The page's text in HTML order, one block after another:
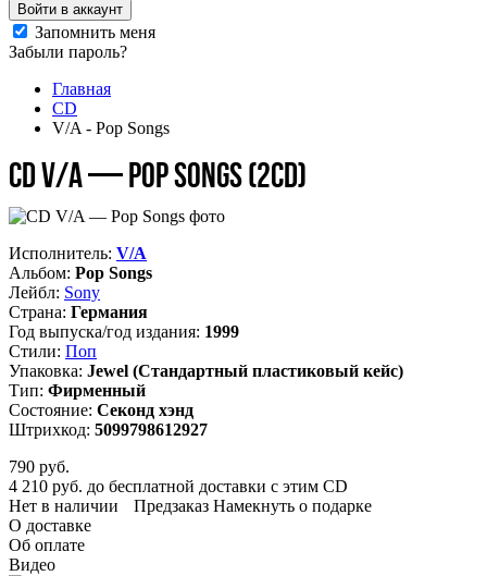
Войти в аккаунт
Запомнить меня
Забыли пароль?
Главная
CD
V/A - Pop Songs
CD V/A — Pop Songs (2CD)
Исполнитель: V/A
Альбом: Pop Songs
Лейбл: Sony
Страна: Германия
Год выпуска/год издания: 1999
Стили: Поп
Упаковка: Jewel (Стандартный пластиковый кейс)
Тип: Фирменный
Состояние: Секонд хэнд
Штрихкод: 5099798612927
790 руб.
4 210 руб. до бесплатной доставки с этим CD
Нет в наличии
Предзаказ Намекнуть о подарке
О доставке
Об оплате
Видео